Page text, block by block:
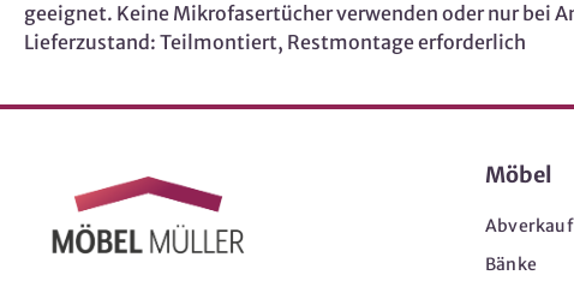
geeignet. Keine Mikrofasertücher verwenden oder nur bei
Lieferzustand: Teilmontiert, Restmontage erforderlich
Möbel
Abverkauf
Bänke